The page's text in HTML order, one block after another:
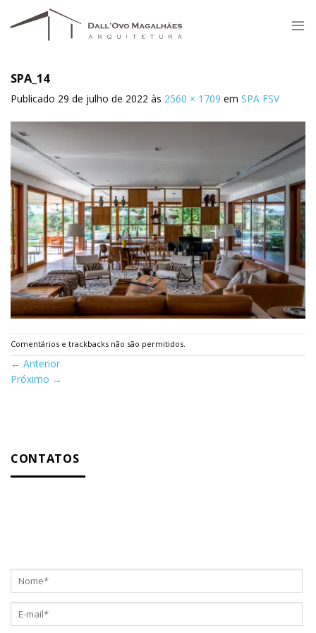
SPA_14
Publicado 29 de julho de 2022 às 2560 × 1709 em SPA FSV
Comentários e trackbacks não são permitidos.
← Anterior
Próximo →
CONTATOS